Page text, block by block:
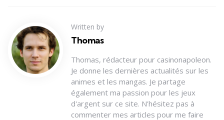
Written by
Thomas
Thomas, rédacteur pour casinonapoleon.
Je donne les dernières actualités sur les
animes et les mangas. Je partage
également ma passion pour les jeux
d'argent sur ce site. N'hésitez pas à
commenter mes articles pour me faire